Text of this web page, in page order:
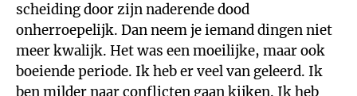
scheiding door zijn naderende dood
onherroepelijk. Dan neem je iemand dingen niet
meer kwalijk. Het was een moeilijke, maar ook
boeiende periode. Ik heb er veel van geleerd. Ik
ben milder naar conflicten gaan kijken. Ik heb